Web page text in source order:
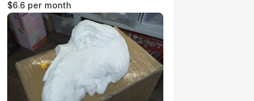
$6.6 per month